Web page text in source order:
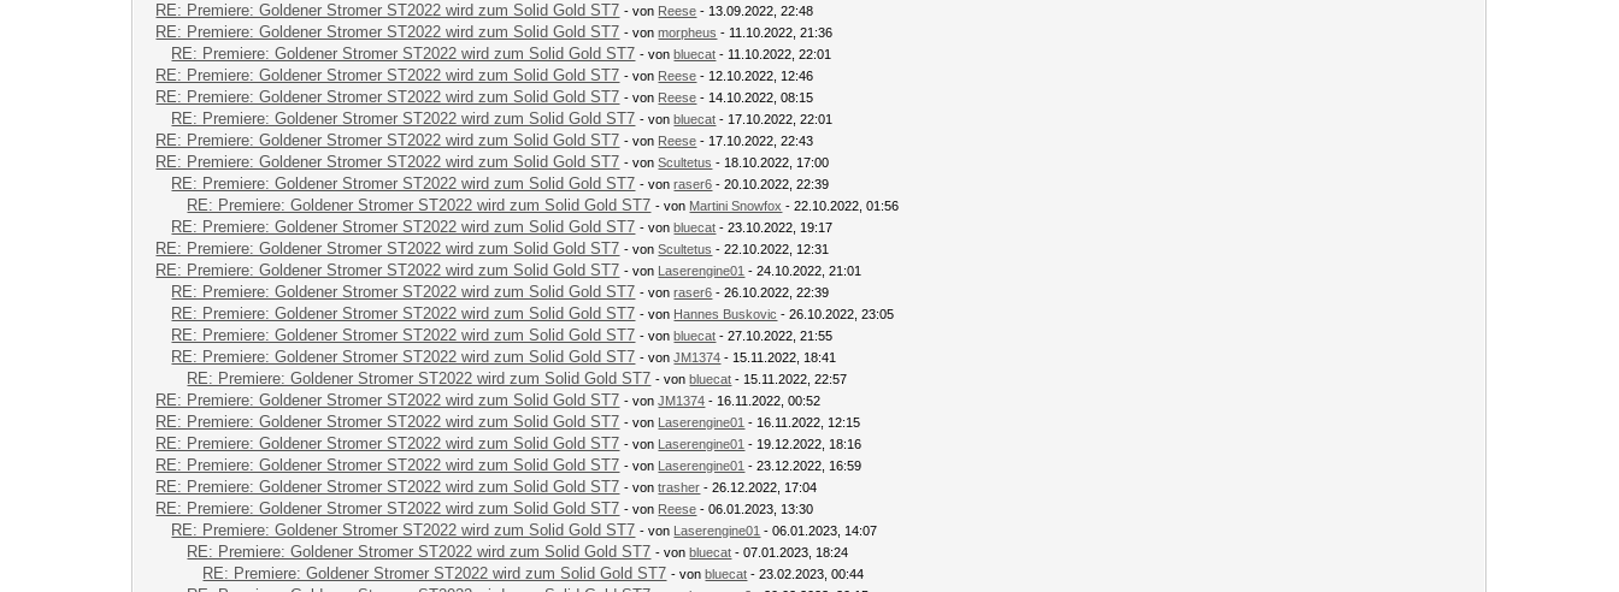
RE: Premiere: Goldener Stromer ST2022 wird zum Solid Gold ST7 - von Reese - 13.09.2022, 22:48
RE: Premiere: Goldener Stromer ST2022 wird zum Solid Gold ST7 - vonmorpheus - 11.10.2022, 21:36
RE: Premiere: Goldener Stromer ST2022 wird zum Solid Gold ST7 - vonbluecat - 11.10.2022, 22:01
RE: Premiere: Goldener Stromer ST2022 wird zum Solid Gold ST7 - von Reese - 12.10.2022, 12:46
RE: Premiere: Goldener Stromer ST2022 wird zum Solid Gold ST7 - von Reese - 14.10.2022, 08:15
RE: Premiere: Goldener Stromer ST2022 wird zum Solid Gold ST7 - vonbluecat - 17.10.2022, 22:01
RE: Premiere: Goldener Stromer ST2022 wird zum Solid Gold ST7 - von Reese - 17.10.2022, 22:43
RE: Premiere: Goldener Stromer ST2022 wird zum Solid Gold ST7 - vonScultetus - 18.10.2022, 17:00
RE: Premiere: Goldener Stromer ST2022 wird zum Solid Gold ST7 - vonraser6 - 20.10.2022, 22:39
RE: Premiere: Goldener Stromer ST2022 wird zum Solid Gold ST7 - von Martini Snowfox - 22.10.2022, 01:56
RE: Premiere: Goldener Stromer ST2022 wird zum Solid Gold ST7 - vonbluecat - 23.10.2022, 19:17
RE: Premiere: Goldener Stromer ST2022 wird zum Solid Gold ST7 - vonScultetus - 22.10.2022, 12:31
RE: Premiere: Goldener Stromer ST2022 wird zum Solid Gold ST7 - von Laserengine01 - 24.10.2022, 21:01
RE: Premiere: Goldener Stromer ST2022 wird zum Solid Gold ST7 - vonraser6 - 26.10.2022, 22:39
RE: Premiere: Goldener Stromer ST2022 wird zum Solid Gold ST7 - von Hannes Buskovic - 26.10.2022, 23:05
RE: Premiere: Goldener Stromer ST2022 wird zum Solid Gold ST7 - vonbluecat - 27.10.2022, 21:55
RE: Premiere: Goldener Stromer ST2022 wird zum Solid Gold ST7 - vonJM1374 - 15.11.2022, 18:41
RE: Premiere: Goldener Stromer ST2022 wird zum Solid Gold ST7 - vonbluecat - 15.11.2022, 22:57
RE: Premiere: Goldener Stromer ST2022 wird zum Solid Gold ST7 - vonJM1374 - 16.11.2022, 00:52
RE: Premiere: Goldener Stromer ST2022 wird zum Solid Gold ST7 - von Laserengine01 - 16.11.2022, 12:15
RE: Premiere: Goldener Stromer ST2022 wird zum Solid Gold ST7 - von Laserengine01 - 19.12.2022, 18:16
RE: Premiere: Goldener Stromer ST2022 wird zum Solid Gold ST7 - von Laserengine01 - 23.12.2022, 16:59
RE: Premiere: Goldener Stromer ST2022 wird zum Solid Gold ST7 - vontrasher - 26.12.2022, 17:04
RE: Premiere: Goldener Stromer ST2022 wird zum Solid Gold ST7 - von Reese - 06.01.2023, 13:30
RE: Premiere: Goldener Stromer ST2022 wird zum Solid Gold ST7 - von Laserengine01 - 06.01.2023, 14:07
RE: Premiere: Goldener Stromer ST2022 wird zum Solid Gold ST7 - vonbluecat - 07.01.2023, 18:24
RE: Premiere: Goldener Stromer ST2022 wird zum Solid Gold ST7 - vonbluecat - 23.02.2023, 00:44